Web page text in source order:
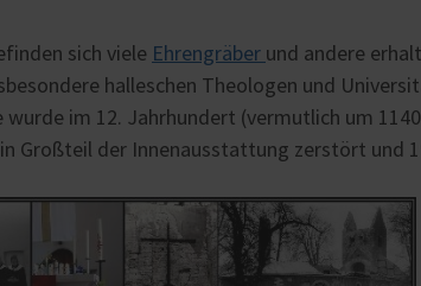
sich viele Ehrengräber und andere
halleschen Theologen und
wurde im 12. Jahrhundert (vermutlich um
Großteil der Innenausstattung zerstört und